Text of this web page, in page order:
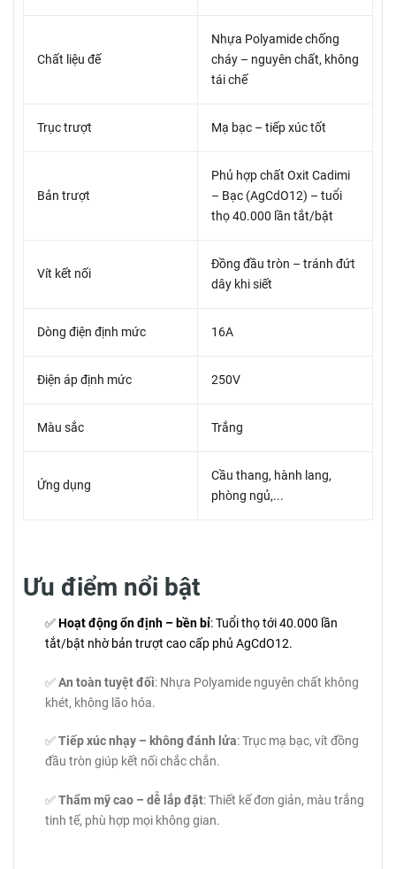
Chất liệu đế
Nhựa Polyamide chống
cháy – nguyên chất, không
tái chế
Trục trượt Mạ bạc – tiếp xúc tốt
Bản trượt
Phủ hợp chất Oxit Cadimi
– Bạc (AgCdO12) – tuổi
thọ 40.000 lần tắt/bật
Vít kết nối
Đồng đầu tròn – tránh đứt
dây khi siết
Dòng điện định mức 16A
Điện áp định mức 250V
Màu sắc Trắng
Ứng dụng
Cầu thang, hành lang,
phòng ngủ,...
Ưu điểm nổi bật
✅Hoạt động ổn định – bền bỉ: Tuổi thọ tới 40.000 lần
tắt/bật nhờ bản trượt cao cấp phủ AgCdO12.
✅An toàn tuyệt đối: Nhựa Polyamide nguyên chất không
khét, không lão hóa.
✅Tiếp xúc nhạy – không đánh lửa: Trục mạ bạc, vít đồng
đầu tròn giúp kết nối chắc chắn.
✅Thẩm mỹ cao – dễ lắp đặt: Thiết kế đơn giản, màu trắng
tinh tế, phù hợp mọi không gian.